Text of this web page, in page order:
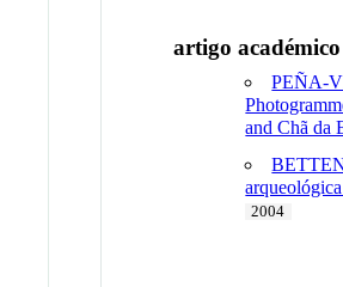
artigo académico
PEÑA-
and Chã da
2004